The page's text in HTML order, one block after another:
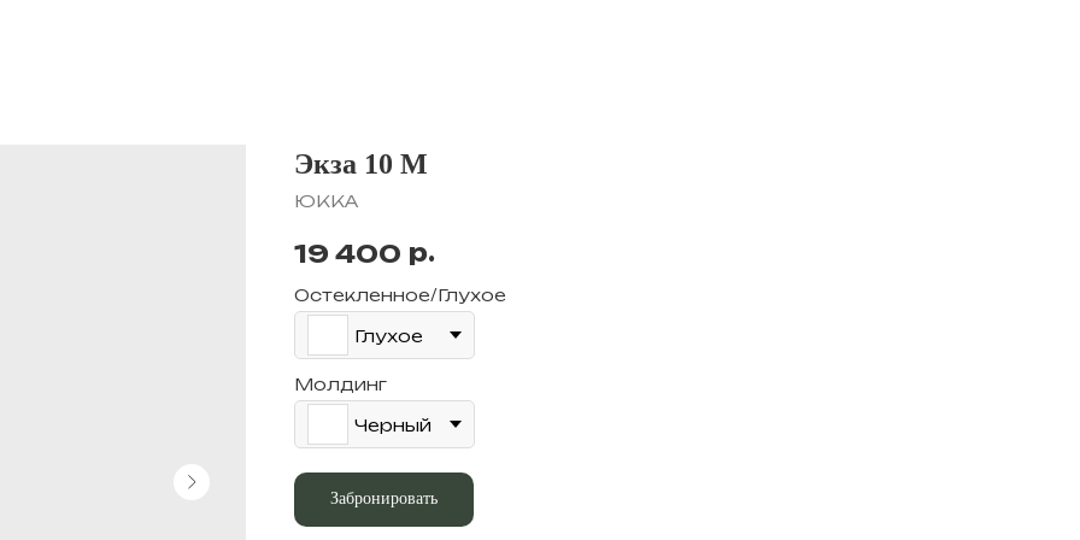
Экза 10 М
ЮККА
19 400 р.
Остекленное/Глухое
Глухое
Молдинг
Черный
Забронировать